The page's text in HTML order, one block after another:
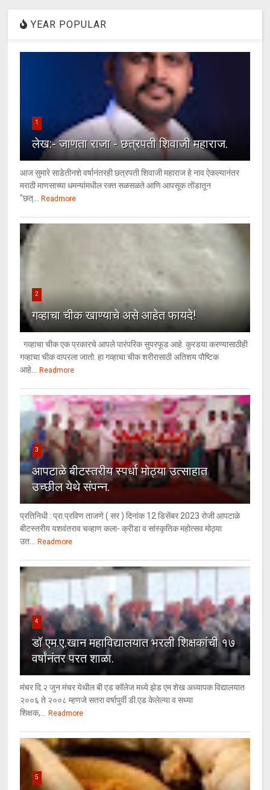
YEAR POPULAR
1
लेख:- जाणता राजा - छत्रपती शिवाजी महाराज.
आज सुमारे साडेतीनशे वर्षानंतरही छत्रपती शिवाजी महाराज हे नाव ऐकल्यानंतर
मराठी माणसाच्या धमन्यांमधील रक्त सळसळते आणि आपसूक तोंडातून
"छत्...
Readmore
2
गव्हाचा चीक खाण्याचे असे आहेत फायदे!
गव्हाचा चीक एक प्रकारचे आपले पारंपरिक सुपरफूड आहे. कुरडया करण्यासाठीही
गव्हाचा चीक वापरला जातो. हा गव्हाचा चीक शरीरासाठी अतिशय पौष्टिक
आहे...
Readmore
3
आपटाळे बीटस्तरीय स्पर्धा मोठ्या उत्साहात
उच्छील येथे संपन्न.
प्रतिनिधी : प्रा.प्रविण ताजणे ( सर ) दिनांक 12 डिसेंबर 2023 रोजी आपटाळे
बीटस्तरीय यशवंतराव चव्हाण कला- क्रीडा व सांस्कृतिक महोत्सव मोठ्या
उत...
Readmore
4
डॉ एम.ए.खान महाविद्यालयात भरली शिक्षकांची १७
वर्षांनंतर परत शाळा.
मंचर दि.२ जुन मंचर येथील बी एड कॉलेज मध्ये झेड एम शेख अध्यापक विद्यालयात
२००६ ते २००८ म्हणजे सतरा वर्षापुर्वी डी.एड केलेल्या व सध्या
शिक्षक,...
Readmore
5